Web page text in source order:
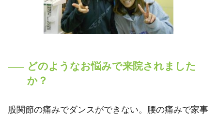
どのようなお悩みで来院されました
か？
股関節の痛みでダンスができない。腰の痛みで家事